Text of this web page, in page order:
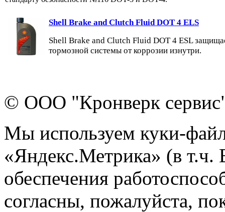
Shell Brake and Clutch Fluid DOT 4 ELS
Shell Brake and Clutch Fluid DOT 4 ESL
тормозной системы от коррозии изнутри.
© ООО "Кронверк
Мы используем куки-
«Яндекс.Метрика» (в т.ч.
обеспечения
согласны, пожалуйста,